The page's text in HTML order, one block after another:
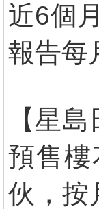
近6個
報告每
【星
預售
伙，按